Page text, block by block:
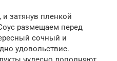
затянув пленкой
размещаем перед
сочный и
удовольствие.